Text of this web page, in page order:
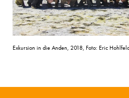
Exkursion in die Anden, 2018, Foto: Eric